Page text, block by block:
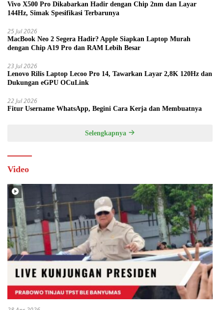
Vivo X500 Pro Dikabarkan Hadir dengan Chip 2nm dan Layar
144Hz, Simak Spesifikasi Terbarunya
25 Jul 2026
MacBook Neo 2 Segera Hadir? Apple Siapkan Laptop Murah
dengan Chip A19 Pro dan RAM Lebih Besar
23 Jul 2026
Lenovo Rilis Laptop Lecoo Pro 14, Tawarkan Layar 2,8K 120Hz dan
Dukungan eGPU OCuLink
22 Jul 2026
Fitur Username WhatsApp, Begini Cara Kerja dan Membuatnya
Selengkapnya
Video